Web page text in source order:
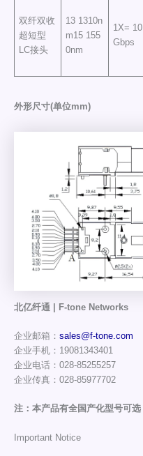
双纤双收
超短型
LC接头
13 1310n
m15 155
0nm
1X= 10
Gbps
外形尺寸(单位mm)
北亿纤通 | F-tone Networks
企业邮箱： sales@f-tone.com
企业手机：19081343401
企业电话：028-85255257
企业传真：028-85977702
注：本产品有全国产化型号可选
Important Notice